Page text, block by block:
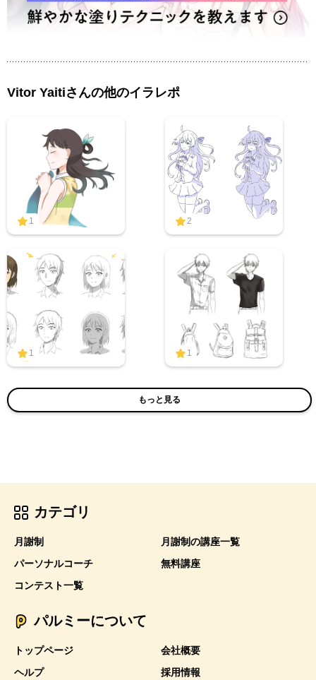
Vitor Yaitiさんの他のイラレポ
1 2
1 1
もっと見る
カテゴリ
月謝制
月謝制の講座一覧
パーソナルコーチ
無料講座
コンテスト一覧
パルミーについて
トップページ
会社概要
ヘルプ
採用情報